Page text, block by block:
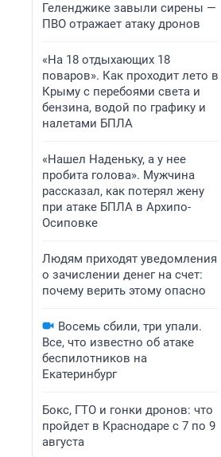
Геленджике завыли сирены —
ПВО отражает атаку дронов
«На 18 отдыхающих 18
поваров». Как проходит лето в
Крыму с перебоями света и
бензина, водой по графику и
налетами БПЛА
«Нашел Наденьку, а у нее
пробита голова». Мужчина
рассказал, как потерял жену
при атаке БПЛА в Архипо-
Осиповке
Людям приходят уведомления
о зачислении денег на счет:
почему верить этому опасно
Восемь сбили, три упали.
Все, что известно об атаке
беспилотников на
Екатеринбург
Бокс, ГТО и гонки дронов: что
пройдет в Краснодаре с 7 по 9
августа